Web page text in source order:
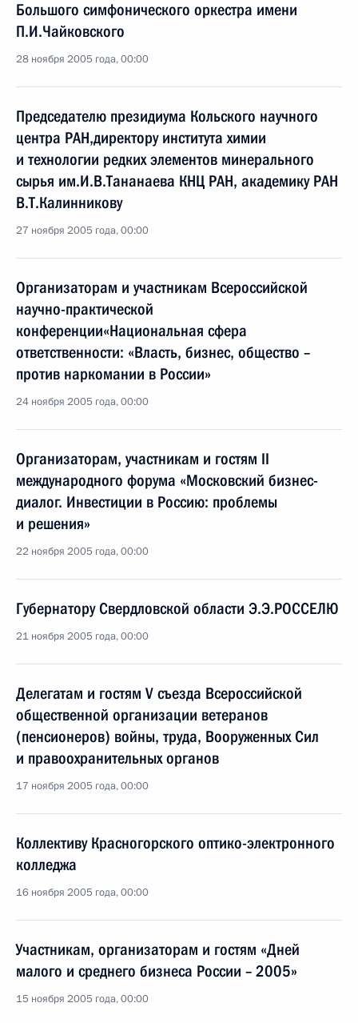
Большого симфонического оркестра имени
П.И.Чайковского
28 ноября 2005 года, 00:00
Председателю президиума Кольского научного
центра РАН,директору института химии
и технологии редких элементов минерального
сырья им.И.В.Тананаева КНЦ РАН, академику РАН
В.Т.Калинникову
27 ноября 2005 года, 00:00
Организаторам и участникам Всероссийской
научно-практической
конференции«Национальная сфера
ответственности: «Власть, бизнес, общество –
против наркомании в России»
24 ноября 2005 года, 00:00
Организаторам, участникам и гостям II
международного форума «Московский бизнес-
диалог. Инвестиции в Россию: проблемы
и решения»
22 ноября 2005 года, 00:00
Губернатору Свердловской области Э.Э.РОССЕЛЮ
21 ноября 2005 года, 00:00
Делегатам и гостям V съезда Всероссийской
общественной организации ветеранов
(пенсионеров) войны, труда, Вооруженных Сил
и правоохранительных органов
17 ноября 2005 года, 00:00
Коллективу Красногорского оптико-электронного
колледжа
16 ноября 2005 года, 00:00
Участникам, организаторам и гостям «Дней
малого и среднего бизнеса России – 2005»
15 ноября 2005 года, 00:00